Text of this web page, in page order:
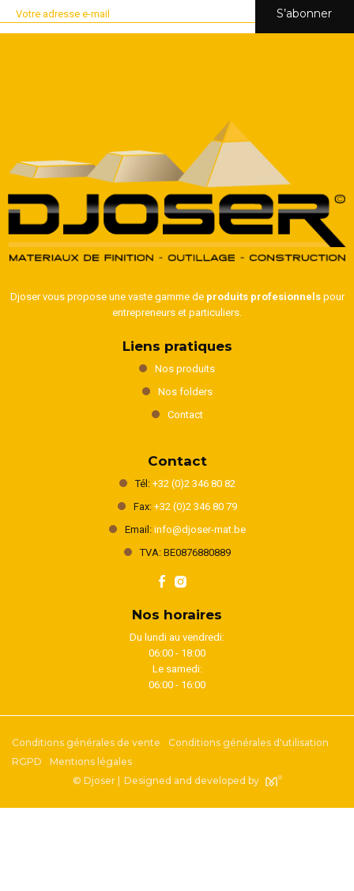
S’abonner
Djoser vous propose une vaste gamme de produits profesionnelspour
entrepreneurs et particuliers.
Liens pratiques
Nos produits
Nos folders
Contact
Contact
Tél: +32 (0)2 346 80 82
Fax: +32 (0)2 346 80 79
Email: info@djoser-mat.be
TVA: BE0876880889
Nos horaires
Du lundi au vendredi:
06:00 - 18:00
Le samedi:
06:00 - 16:00
Conditions générales de vente
Conditions générales d'utilisation
RGPD
Mentions légales
© Djoser |
Designed and developed by